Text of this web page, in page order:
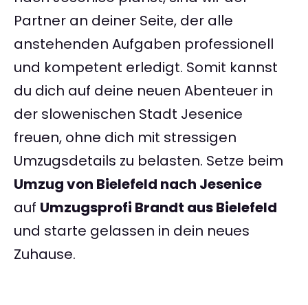
Partner an deiner Seite, der alle
anstehenden Aufgaben professionell
und kompetent erledigt. Somit kannst
du dich auf deine neuen Abenteuer in
der slowenischen Stadt Jesenice
freuen, ohne dich mit stressigen
Umzugsdetails zu belasten. Setze beim
Umzug von Bielefeld nach Jesenice
auf Umzugsprofi Brandt aus Bielefeld
und starte gelassen in dein neues
Zuhause.